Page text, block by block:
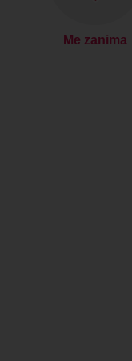
Me zanima